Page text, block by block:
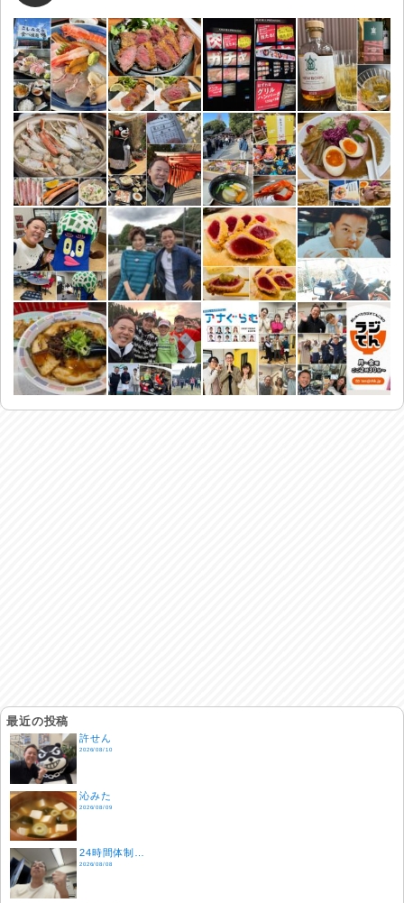
最近の投稿
許せん
2026/08/10
沁みた
2026/08/09
24時間体制…
2026/08/08